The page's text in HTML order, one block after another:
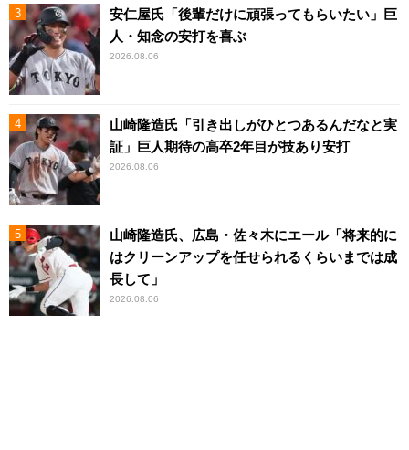
安仁屋氏「後輩だけに頑張ってもらいたい」巨
人・知念の安打を喜ぶ
2026.08.06
山崎隆造氏「引き出しがひとつあるんだなと実
証」巨人期待の高卒2年目が技あり安打
2026.08.06
山崎隆造氏、広島・佐々木にエール「将来的に
はクリーンアップを任せられるくらいまでは成
長して」
2026.08.06